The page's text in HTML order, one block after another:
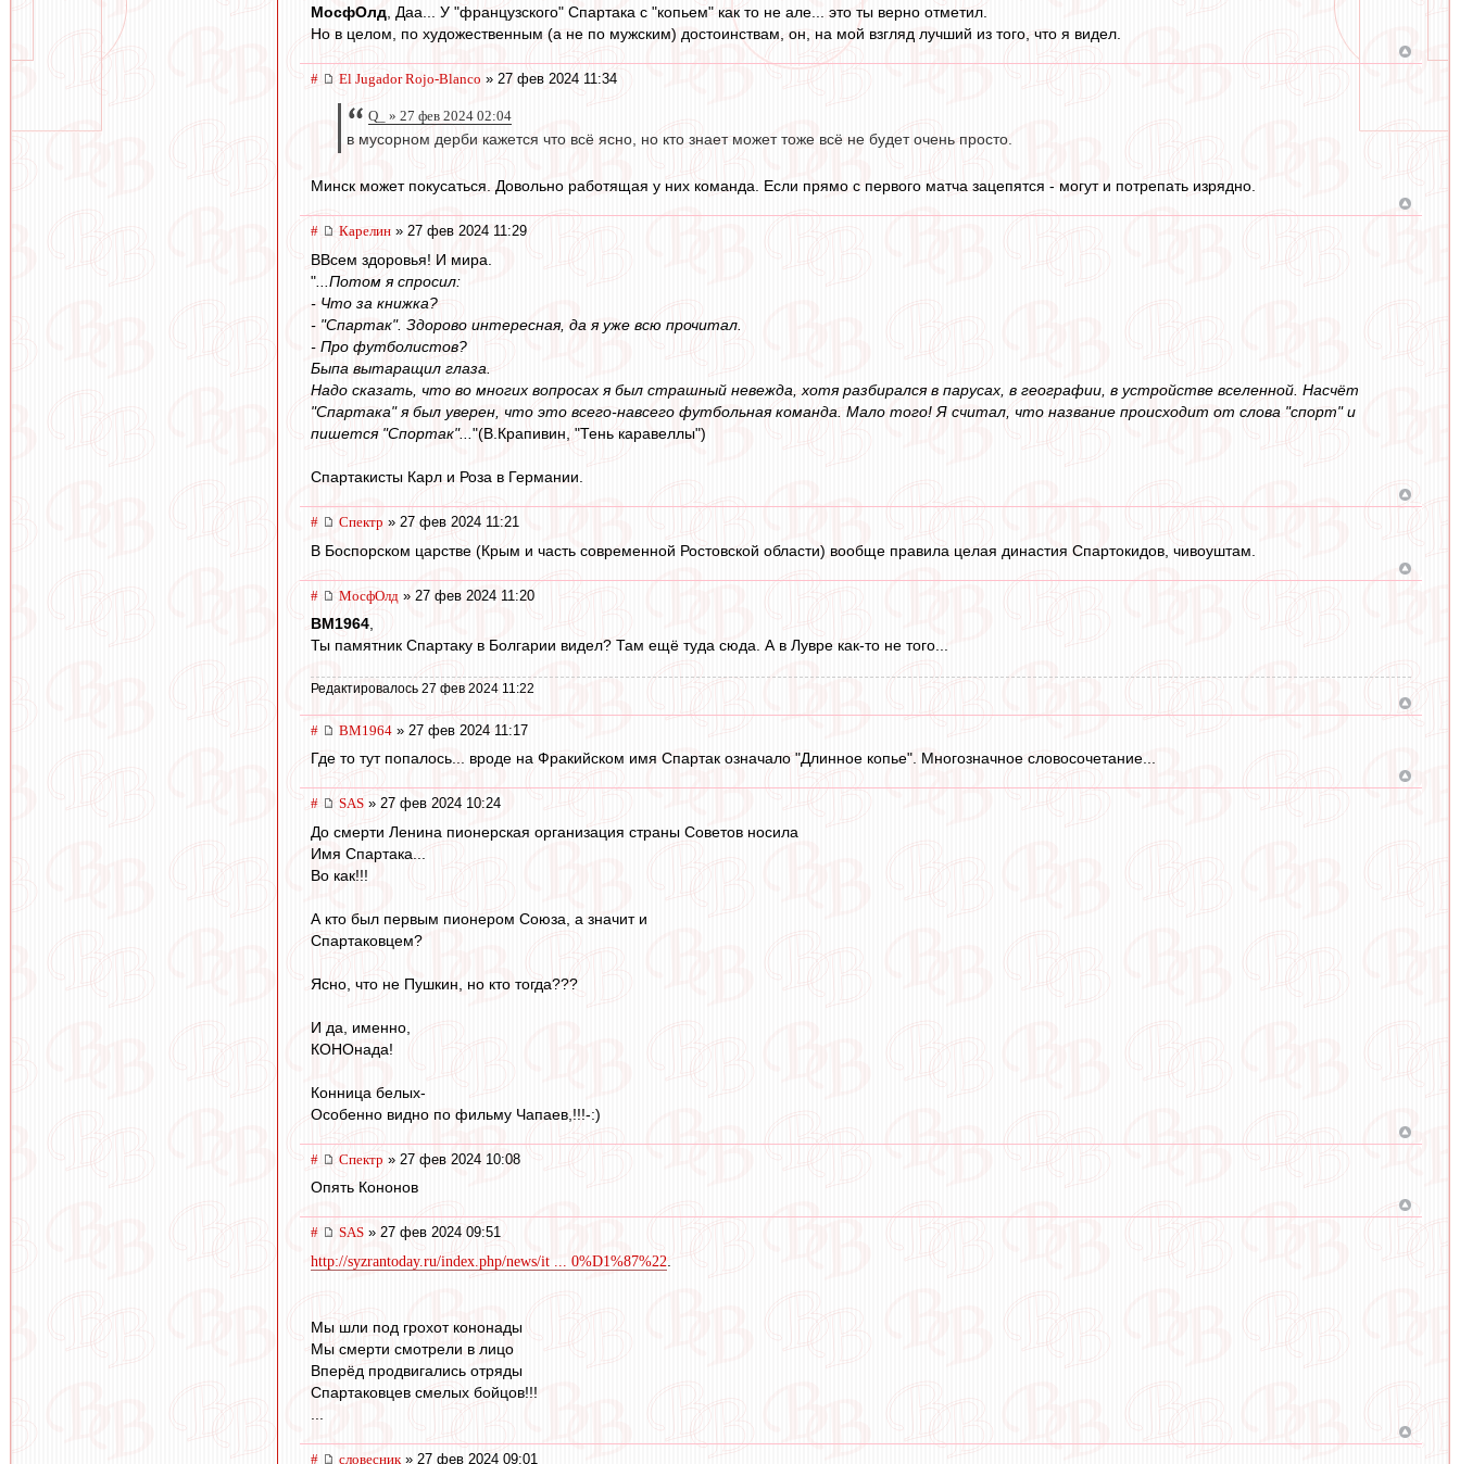
МосфОлд , Даа... У "французского" Спартака с "копьем" как то не але... это ты верно отметил.
Но в целом, по художественным (а не по мужским) достоинствам, он, на мой взгляд лучший из того, что я видел.
# El Jugador Rojo-Blanco » 27 фев 2024 11:34
Q_ » 27 фев 2024 02:04
в мусорном дерби кажется что всё ясно, но кто знает может тоже всё не будет очень просто.
Минск может покусаться. Довольно работящая у них команда. Если прямо с первого матча зацепятся - могут и потрепать изрядно.
# Карелин » 27 фев 2024 11:29
ВВсем здоровья! И мира.
" ...Потом я спросил:
- Что за книжка?
- "Спартак". Здорово интересная, да я уже всю прочитал.
- Про футболистов?
Быпа вытаращил глаза.
Надо сказать, что во многих вопросах я был страшный невежда, хотя разбирался в парусах, в географии, в устройстве вселенной. Насчёт
"Спартака" я был уверен, что это всего-навсего футбольная команда. Мало того! Я считал, что название происходит от слова "спорт" и
пишется "Спортак"... "(В.Крапивин, "Тень каравеллы")
Спартакисты Карл и Роза в Германии.
# Спектр » 27 фев 2024 11:21
В Боспорском царстве (Крым и часть современной Ростовской области) вообще правила целая династия Спартокидов, чивоуштам.
# МосфОлд » 27 фев 2024 11:20
BM1964,
Ты памятник Спартаку в Болгарии видел? Там ещё туда сюда. А в Лувре как-то не того...
Редактировалось 27 фев 2024 11:22
# BM1964 » 27 фев 2024 11:17
Где то тут попалось... вроде на Фракийском имя Спартак означало "Длинное копье". Многозначное словосочетание...
# SAS » 27 фев 2024 10:24
До смерти Ленина пионерская организация страны Советов носила
Имя Спартака...
Во как!!!
А кто был первым пионером Союза, а значит и
Спартаковцем?
Ясно, что не Пушкин, но кто тогда???
И да, именно,
КОНОнада!
Конница белых-
Особенно видно по фильму Чапаев,!!!-:)
# Спектр » 27 фев 2024 10:08
Опять Кононов
# SAS » 27 фев 2024 09:51
http://syzrantoday.ru/index.php/news/it ... 0%D1%87%22
Мы шли под грохот кононады
Мы смерти смотрели в лицо
Вперёд продвигались отряды
Спартаковцев смелых бойцов!!!
# словесник» 27 фев 2024 09:01